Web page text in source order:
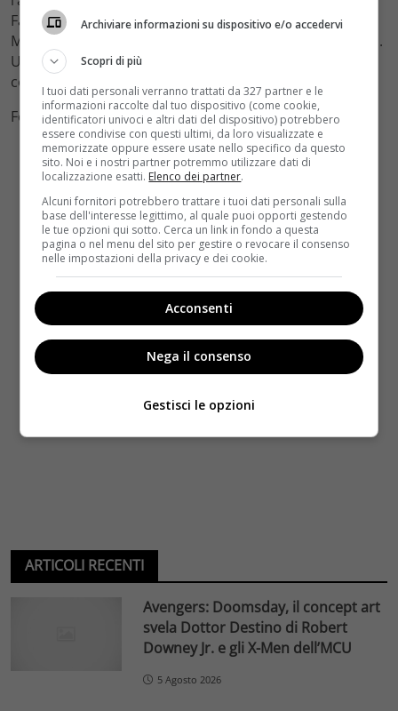
Fassbender nell’ultima versione cinematografica di
Macbeth di prossima uscita) diretto dallo stesso Kurzel.
Un gruppo più che collaudato, dunque, in cerca di
consacrazione.
Foto by Facebook
ARTICOLI RECENTI
Avengers: Doomsday, il concept art
svela Dottor Destino di Robert
Downey Jr. e gli X-Men dell’MCU
5 Agosto 2026
Archiviare informazioni su dispositivo e/o accedervi
Scopri di più
I tuoi dati personali verranno trattati da 327 partner e le
informazioni raccolte dal tuo dispositivo (come cookie,
identificatori univoci e altri dati del dispositivo) potrebbero
essere condivise con questi ultimi, da loro visualizzate e
memorizzate oppure essere usate nello specifico da questo
sito. Noi e i nostri partner potremmo utilizzare dati di
localizzazione esatti. Elenco dei partner.
Alcuni fornitori potrebbero trattare i tuoi dati personali sulla
base dell'interesse legittimo, al quale puoi opporti gestendo
le tue opzioni qui sotto. Cerca un link in fondo a questa
pagina o nel menu del sito per gestire o revocare il consenso
nelle impostazioni della privacy e dei cookie.
Acconsenti
Nega il consenso
Gestisci le opzioni